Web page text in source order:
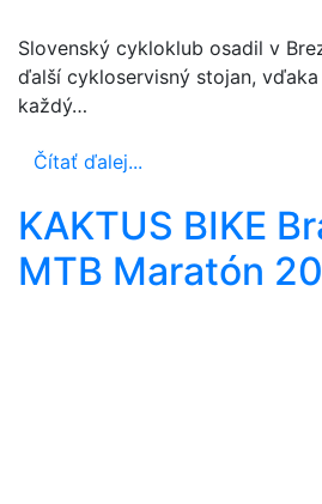
Slovenský cykloklub osadil v
ďalší cykloservisný stojan,
každý…
Čítať ďalej...
KAKTUS BIKE
MTB Maratón